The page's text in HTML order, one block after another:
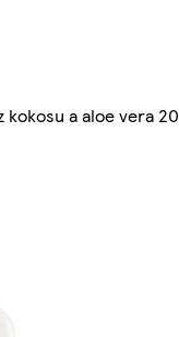
kokosu a aloe vera